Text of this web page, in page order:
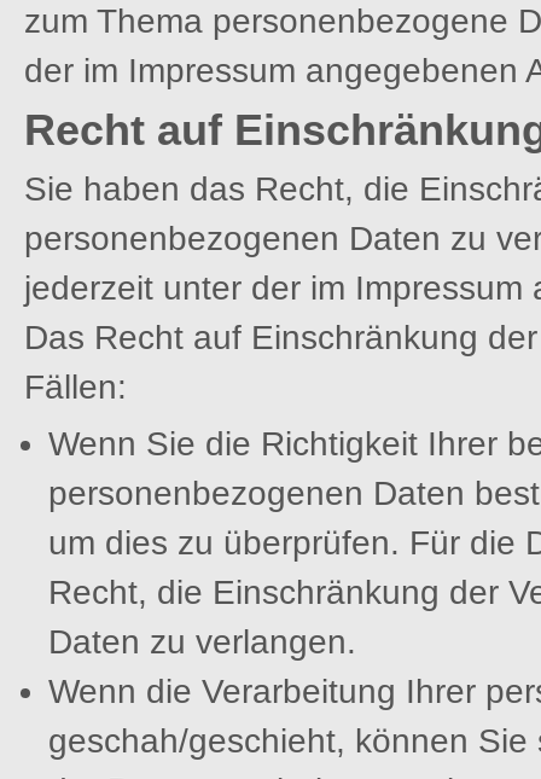
zum Thema personenbezogene
der im Impressum angegebenen
Recht auf
Sie haben das Recht, die
personenbezogenen Daten zu
jederzeit unter der im
Das Recht auf Einschränkung
Fällen:
Wenn Sie die Richtigkeit Ihrer
personenbezogenen Daten
um dies zu überprüfen. Für die
Recht, die Einschränkung der
Daten zu verlangen.
Wenn die Verarbeitung Ihrer
geschah/geschieht, können